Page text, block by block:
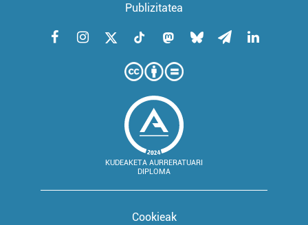
Publizitatea
KUDEAKETA AURRERATUARI
DIPLOMA
Cookieak